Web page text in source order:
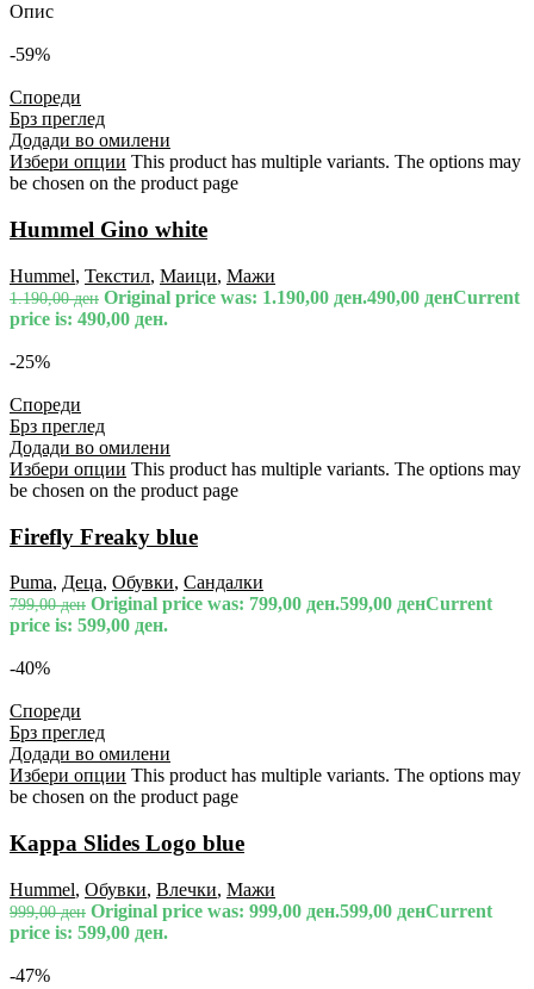
Опис
-59%
Спореди
Брз преглед
Додади во омилени
Избери опции This product has multiple variants. The options may
be chosen on the product page
Hummel Gino white
Hummel, Текстил, Маици, Мажи
1.190,00ден Original price was: 1.190,00 ден.490,00 денCurrent
price is: 490,00 ден.
-25%
Спореди
Брз преглед
Додади во омилени
Избери опции This product has multiple variants. The options may
be chosen on the product page
Firefly Freaky blue
Puma, Деца, Обувки, Сандалки
799,00ден Original price was: 799,00 ден.599,00 денCurrent
price is: 599,00 ден.
-40%
Спореди
Брз преглед
Додади во омилени
Избери опции This product has multiple variants. The options may
be chosen on the product page
Kappa Slides Logo blue
Hummel, Обувки, Влечки, Мажи
999,00ден Original price was: 999,00 ден.599,00 денCurrent
price is: 599,00 ден.
-47%